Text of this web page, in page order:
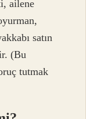
ailene
satın
(Bu
tutmak